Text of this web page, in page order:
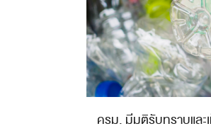
LAMINATED
RETORT
ถุงพลาสติกสุญญ
RETORT
GRAVURE
งานสิ่งพิมพ์บนฟิ
ครม. มีมติรับทราบแล